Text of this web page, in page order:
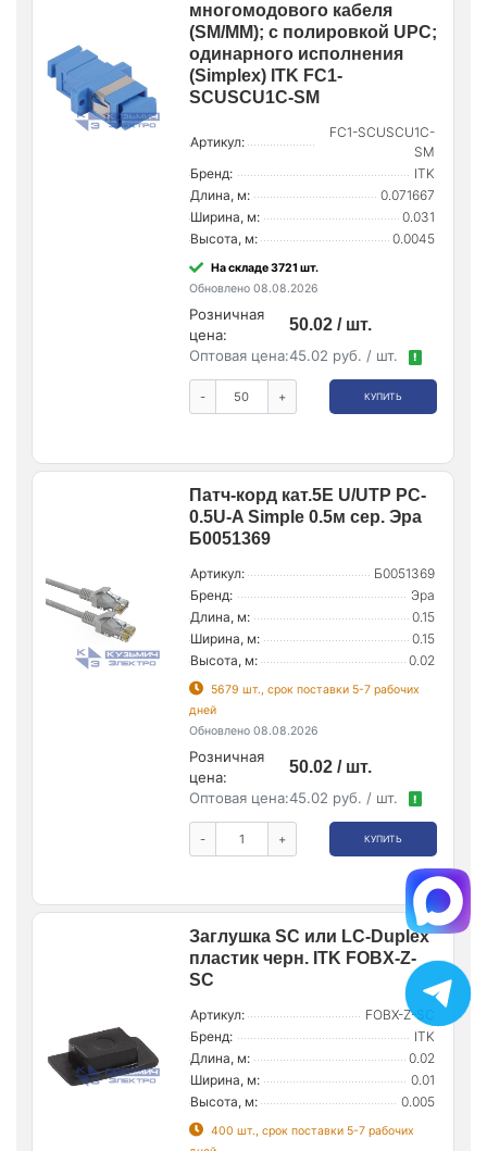
многомодового кабеля
(SM/MM); с полировкой UPC;
одинарного исполнения
(Simplex) ITK FC1-
SCUSCU1C-SM
Артикул:
FC1-SCUSCU1C-
SM
Бренд:
ITK
Длина, м:
0.071667
Ширина, м:
0.031
Высота, м:
0.0045
На складе 3721 шт.
Обновлено 08.08.2026
Розничная
цена:
50.02 / шт.
Оптовая цена:45.02 руб. / шт. !
- + КУПИТЬ
Патч-корд кат.5E U/UTP PC-
0.5U-A Simple 0.5м сер. Эра
Б0051369
Артикул:
Б0051369
Бренд:
Эра
Длина, м:
0.15
Ширина, м:
0.15
Высота, м:
0.02
5679 шт., срок поставки 5-7 рабочих
дней
Обновлено 08.08.2026
Розничная
цена:
50.02 / шт.
Оптовая цена:45.02 руб. / шт. !
- + КУПИТЬ
Заглушка SC или LC-Duplex
пластик черн. ITK FOBX-Z-
SC
Артикул:
FOBX-Z-SC
Бренд:
ITK
Длина, м:
0.02
Ширина, м:
0.01
Высота, м:
0.005
400 шт., срок поставки 5-7 рабочих